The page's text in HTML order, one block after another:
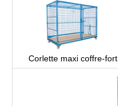
Corlette maxi coffre-fort